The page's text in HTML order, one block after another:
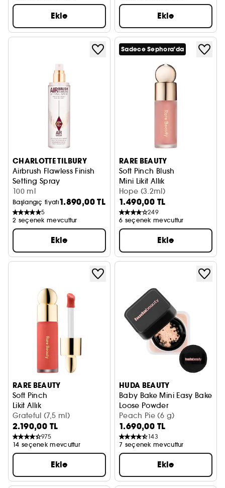
Ekle Ekle
CHARLOTTE TILBURY
Airbrush Flawless Finish
Setting Spray
Makyaj sabitleyici sprey
100 ml
Başlangıç fiyatı1.890,00 TL
5
2 seçenek mevcuttur
Ekle
Sadece Sephora'da
RARE BEAUTY
Soft Pinch Blush
Mini Likit Allık
Hope (3.2ml)
1.490,00 TL
249
6 seçenek mevcuttur
Ekle
RARE BEAUTY
Soft Pinch
Likit Allık
Grateful (7,5 ml)
2.190,00 TL
975
14 seçenek mevcuttur
Ekle
HUDA BEAUTY
Baby Bake Mini Easy Bake
Loose Powder
Mini Easy Bake sabitleyici
Peach Pie (6 g)
1.690,00 TL
143
7 seçenek mevcuttur
Ekle